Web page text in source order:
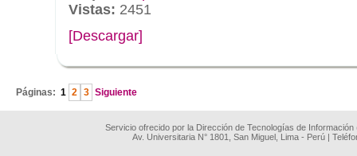
Vistas: 2451
[Descargar]
Páginas: 1 2 3 Siguiente
Servicio ofrecido por la Dirección de Tecnologías de
Av. Universitaria N° 1801, San Miguel, Lima - Perú |